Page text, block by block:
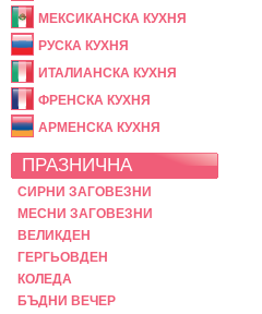
МЕКСИКАНСКА КУХНЯ
РУСКА КУХНЯ
ИТАЛИАНСКА КУХНЯ
ФРЕНСКА КУХНЯ
АРМЕНСКА КУХНЯ
ПРАЗНИЧНА
СИРНИ ЗАГОВЕЗНИ
МЕСНИ ЗАГОВЕЗНИ
ВЕЛИКДЕН
ГЕРГЬОВДЕН
КОЛЕДА
БЪДНИ ВЕЧЕР